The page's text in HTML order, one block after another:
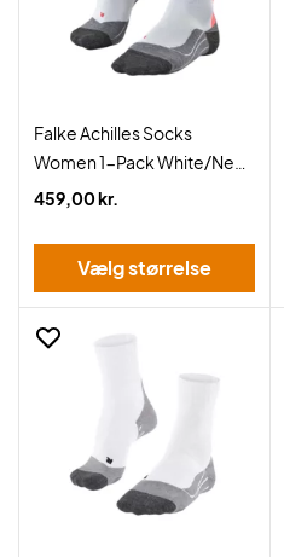
Falke Achilles Socks
Women 1-Pack White/Neon
Red
459,00 kr.
Vælg størrelse